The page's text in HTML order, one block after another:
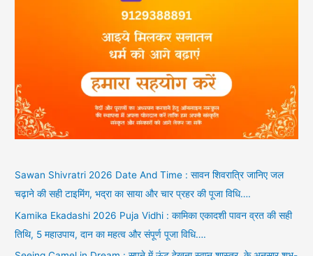
Sawan Shivratri 2026 Date And Time : सावन शिवरात्रि जानिए जल
चढ़ाने की सही टाइमिंग, भद्रा का साया और चार प्रहर की पूजा विधि….
Kamika Ekadashi 2026 Puja Vidhi : कामिका एकादशी पावन व्रत की सही
तिथि, 5 महाउपाय, दान का महत्व और संपूर्ण पूजा विधि….